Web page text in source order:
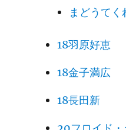
まどうてく
18羽原好恵
18金子満広
18長田新